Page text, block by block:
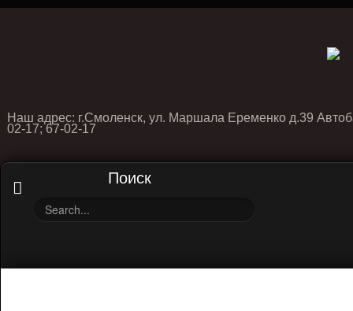
Наш адрес: г.Смоленск, ул. Маршала Еременко д.39
02-17; 67-02-17
Поиск